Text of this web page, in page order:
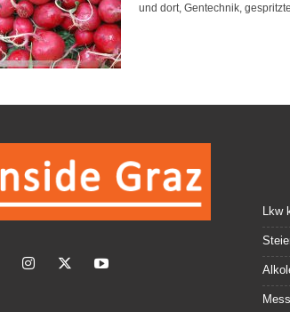
und dort, Gentechnik,
Lkw